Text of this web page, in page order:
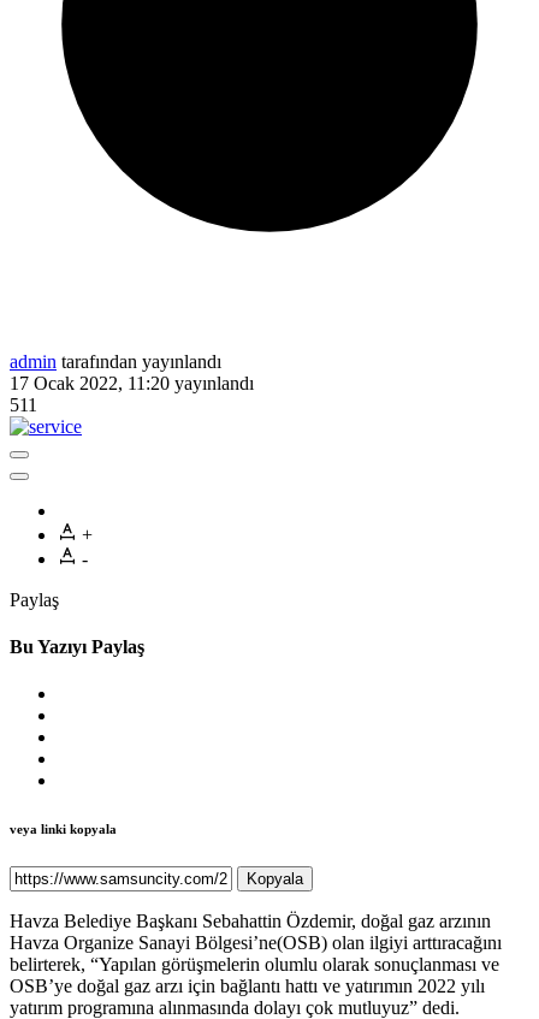
admin tarafından yayınlandı
17 Ocak 2022, 11:20 yayınlandı
511
+
-
Paylaş
Bu Yazıyı Paylaş
veya linki kopyala
Kopyala
Havza Belediye Başkanı Sebahattin Özdemir, doğal gaz arzının
Havza Organize Sanayi Bölgesi’ne(OSB) olan ilgiyi arttıracağını
belirterek, “Yapılan görüşmelerin olumlu olarak sonuçlanması ve
OSB’ye doğal gaz arzı için bağlantı hattı ve yatırımın 2022 yılı
yatırım programına alınmasında dolayı çok mutluyuz” dedi.